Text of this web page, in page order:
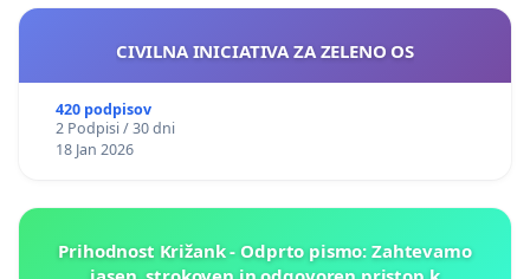
CIVILNA INICIATIVA ZA ZELENO OS
420 podpisov
2 Podpisi / 30 dni
18 Jan 2026
Prihodnost Križank - Odprto pismo: Zahtevamo